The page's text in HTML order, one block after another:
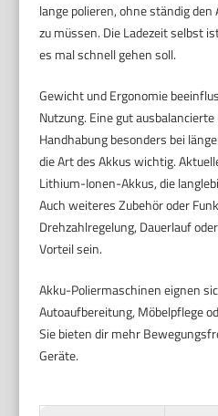
lange polieren, ohne ständig
zu müssen. Die Ladezeit selbst
es mal schnell gehen soll.
Gewicht und Ergonomie
Nutzung. Eine gut
Handhabung besonders bei
die Art des Akkus wichtig.
Lithium-Ionen-Akkus, die
Auch weiteres Zubehör oder
Drehzahlregelung, Dauerlauf
Vorteil sein.
Akku-Poliermaschinen eignen
Autoaufbereitung, Möbelpflege
Sie bieten dir mehr
Geräte.